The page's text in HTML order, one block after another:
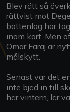
Blev rätt så
rättvist mot
bottenlag har
inom kort. Men
Omar Faraj är
målskytt.
Senast var det
inte bjöd in till
här vintern, lär